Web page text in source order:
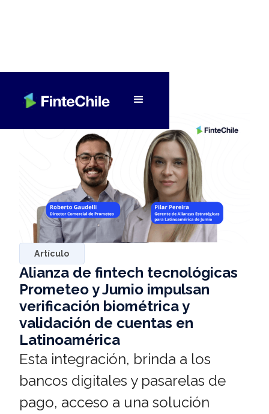
Artículo
Alianza de fintech tecnológicas
Prometeo y Jumio impulsan
verificación biométrica y
validación de cuentas en
Latinoamérica
Esta integración, brinda a los
bancos digitales y pasarelas de
pago, acceso a una solución